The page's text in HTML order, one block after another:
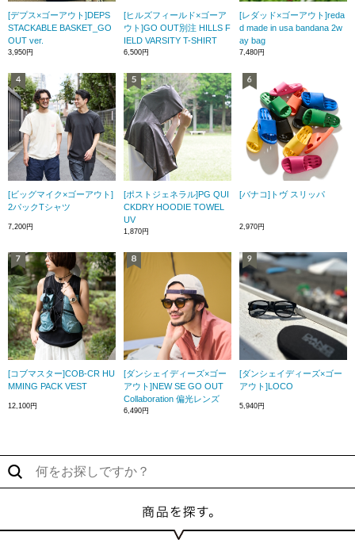
[デプス×ゴーアウト]DEPS
STACKABLE BASKET_GO
OUT ver.
3,950円
[ヒルズフィールド×ゴーア
ウト]GO OUT別注 HILLS F
IELD VARSITY T-SHIRT
6,500円
[レダッド×ゴーアウト]reda
d made in usa bandana 2w
ay bag
7,480円
[ビッグマイク×ゴーアウト]
2パックTシャツ
7,200円
[ポストジェネラル]PG QUI
CKDRY HOODIE TOWEL
UV
1,870円
[バナコ]トヴ スリッパ
2,970円
[コブマスター]COB-CR HU
MMING PACK VEST
12,100円
[ダンシェイディーズ×ゴー
アウト]NEW SE GO OUT
Collaboration 偏光レンズ
6,490円
[ダンシェイディーズ×ゴー
アウト]LOCO
5,940円